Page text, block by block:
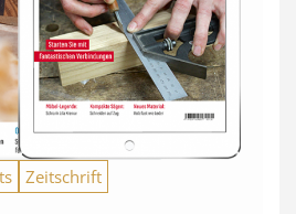
Zeitschrift